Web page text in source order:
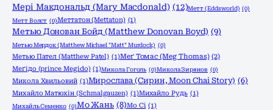
Мері Макдональд (Mary Macdonald) (12)Метт (Eddsworld) (0)
Метт Волст (0)Меттатон (Mettaton) (1)
Метью Донован Бойд (Matthew Donovan Boyd) (9)
Метью Мердок (Matthew Michael "Matt" Murdock) (0)
Метью Пател (Matthew Patel) (1)Меґ Томас (Meg Thomas) (2)
Меґідо (prince Megido) (1)Микола Гоголь (0)Микола Зирянов (0)
Микола Хвильовий (1)Мирослава (Сирин, Moon Chai Story) (6)
Михайло Матюхін (Schmalgauzen) (1)Михайло Рудь (1)
Михайль Семенко (0)Мо Жань (8)Мо Сі (1)